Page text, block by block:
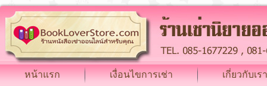
หน้าแรก เงื่อนไขการเช่า
เกี่ยวกับเรา